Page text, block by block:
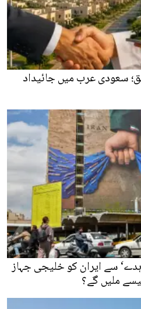
سعودی عرب میں جائیداد
سے ایران کو خلیجی جہاز
ملیں گے؟